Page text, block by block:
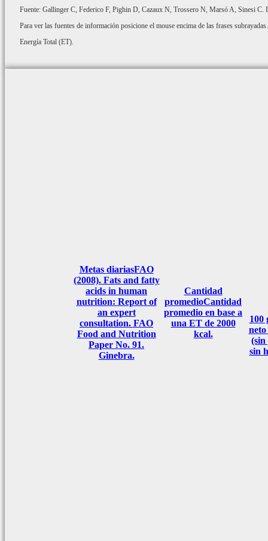
Fuente: Gallinger C, Federico F, Pighin D, Cazaux N, Trossero N, Marsó A, Sinesi
Para ver las fuentes de información posicione el mouse encima de las frases subrayadas.
Energía Total (ET).
Metas diariasFAO
(2008). Fats and fatty
acids in human
nutrition: Report of
an expert
consultation. FAO
Food and Nutrition
Paper No. 91.
Ginebra.
Cantidad
promedioCantidad
promedio en base a
una ET de 2000
kcal.
100
(sin
sin